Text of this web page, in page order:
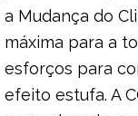
a Mudança do
máxima para a
esforços para
efeito estufa. A